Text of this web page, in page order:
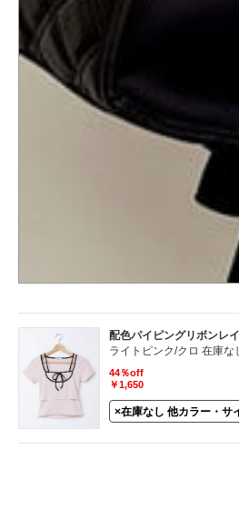
配色パイピングリボンレ
ライトピンク/クロ 在庫な
44％off
￥1,650